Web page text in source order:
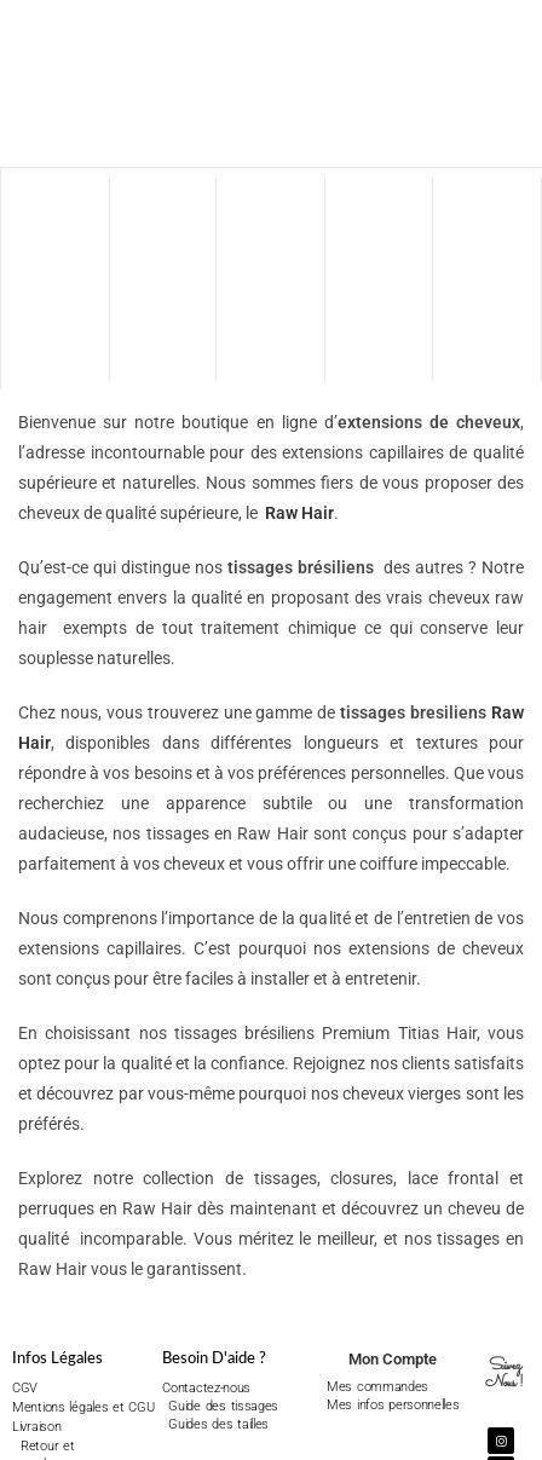
Bienvenue sur notre boutique en ligne d’extensions decheveux,
l’adresse incontournable pour des extensions capillaires de qualité
supérieure et naturelles. Nous sommes fiers de vous proposer des
cheveux de qualité supérieure, le Raw Hair.
Qu’est-ce qui distingue nos tissages brésiliens des autres ? Notre
engagement envers la qualité en proposant des vrais cheveux raw
hair exempts de tout traitement chimique ce qui conserve leur
souplesse naturelles.
Chez nous, vous trouverez une gamme detissages bresiliens Raw
Hair, disponibles dans différentes longueurs et textures pour
répondre à vos besoins et à vos préférences personnelles. Que vous
recherchiez une apparence subtile ou une transformation
audacieuse, nos tissages en Raw Hair sont conçus pour s’adapter
parfaitement à vos cheveux et vous offrir une coiffure impeccable.
Nous comprenons l’importance de la qualité et de l’entretien de vos
extensions capillaires. C’est pourquoi nos extensions de cheveux
sont conçus pour être faciles à installer et à entretenir.
En choisissant nos tissages brésiliens Premium Titias Hair, vous
optez pour la qualité et la confiance. Rejoignez nos clients satisfaits
et découvrez par vous-même pourquoi nos cheveux vierges sont les
préférés.
Explorez notre collection de tissages, closures, lace frontal et
perruques en Raw Hair dès maintenant et découvrez un cheveu de
qualité incomparable. Vous méritez le meilleur, et nos tissages en
Raw Hair vous le garantissent.
Infos Légales
CGV
Mentions légales et CGU
Livraison
Retour et
Besoin D'aide ?
Contactez-nous
Guide des tissages
Guides des tailles
Mon Compte
Mes commandes
Mes infos personnelles
Suivez
Nous !